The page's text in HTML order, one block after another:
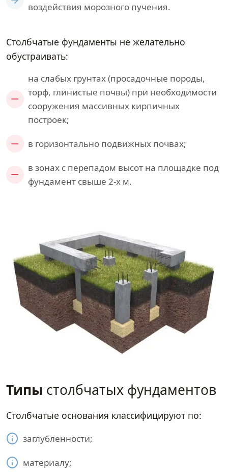
воздействия морозного пучения.
Столбчатые фундаменты не желательно
обустраивать:
на слабых грунтах (просадочные породы,
торф, глинистые почвы) при необходимости
сооружения массивных кирпичных
построек;
в горизонтально подвижных почвах;
в зонах с перепадом высот на площадке под
фундамент свыше 2-х м.
Типы столбчатых фундаментов
Столбчатые основания классифицируют по:
заглубленности;
материалу;